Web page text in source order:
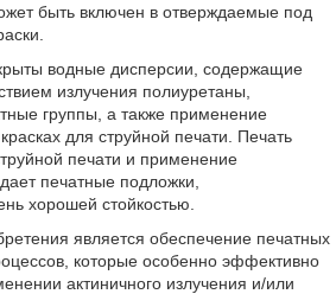
быть включен в отверждаемые под
водные дисперсии, содержащие
излучения полиуретаны,
группы, а также применение
для струйной печати. Печать
печати и применение
печатные подложки,
хорошей стойкостью.
является обеспечение печатных
которые особенно эффективно
актиничного излучения и/или